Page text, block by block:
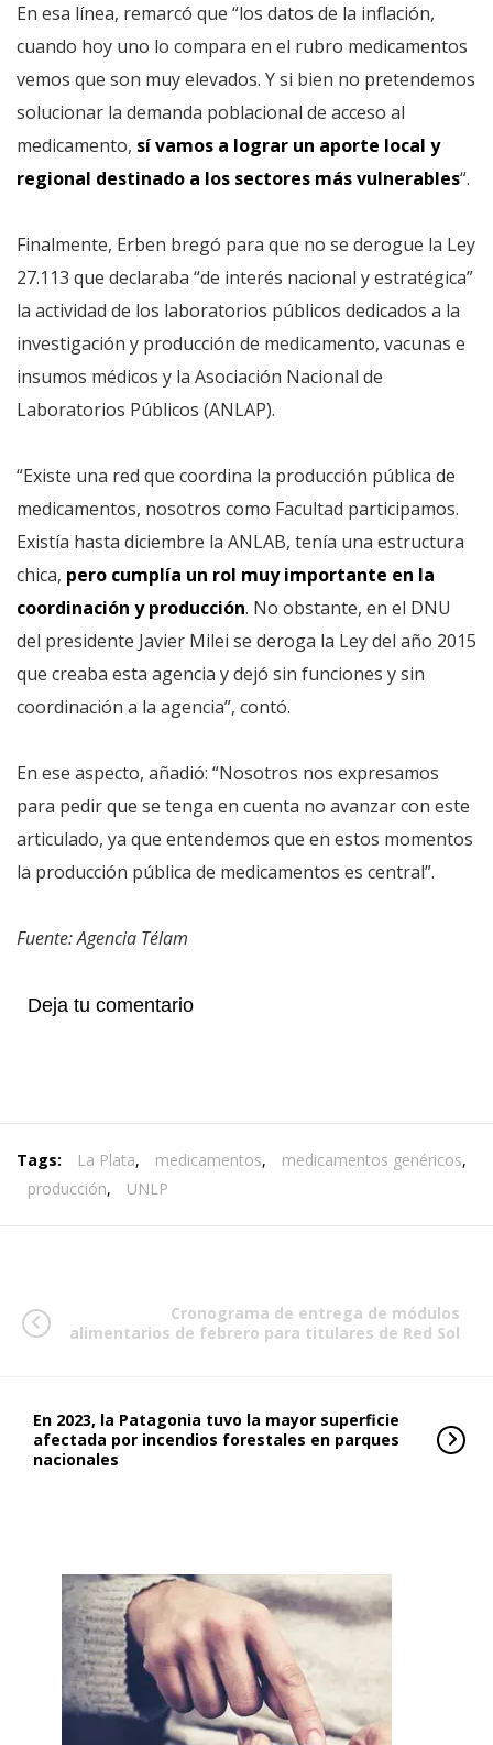
En esa línea, remarcó que “los datos de la inflación,
cuando hoy uno lo compara en el rubro medicamentos
vemos que son muy elevados. Y si bien no pretendemos
solucionar la demanda poblacional de acceso al
medicamento, sí vamos a lograr un aporte local y
regional destinado a los sectores más vulnerables“.
Finalmente, Erben bregó para que no se derogue la Ley
27.113 que declaraba “de interés nacional y estratégica”
la actividad de los laboratorios públicos dedicados a la
investigación y producción de medicamento, vacunas e
insumos médicos y la Asociación Nacional de
Laboratorios Públicos (ANLAP).
“Existe una red que coordina la producción pública de
medicamentos, nosotros como Facultad participamos.
Existía hasta diciembre la ANLAB, tenía una estructura
chica, pero cumplía un rol muy importante en la
coordinación y producción. No obstante, en el DNU
del presidente Javier Milei se deroga la Ley del año 2015
que creaba esta agencia y dejó sin funciones y sin
coordinación a la agencia”, contó.
En ese aspecto, añadió: “Nosotros nos expresamos
para pedir que se tenga en cuenta no avanzar con este
articulado, ya que entendemos que en estos momentos
la producción pública de medicamentos es central”.
Fuente: Agencia Télam
Deja tu comentario
Tags: La Plata, medicamentos, medicamentos genéricos,
producción, UNLP
Cronograma de entrega de módulos
alimentarios de febrero para titulares de Red Sol
En 2023, la Patagonia tuvo la mayor superficie
afectada por incendios forestales en parques
nacionales